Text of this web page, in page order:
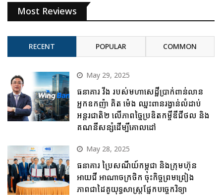
Most Reviews
RECENT POPULAR COMMON
May 29, 2025
ធនាគារ វីង របស់មហាសេដ្ឋីប្រាក់ពាន់លាន
អ្នកឧកញ៉ា គិត ម៉េង ឈ្នះពានរង្វាន់លំដាប់
អន្តរជាតិ២ លើភាពច្នៃប្រឌិតកម្ចីឌីជីថល និង
គណនីសន្សំដើម្បីគោលដៅ
May 28, 2025
ធនាគារ ប្រៃសណីយ៍កម្ពុជា និងក្រុមហ៊ុន
អាយជី អាណាចក្រថិក ចុះកិច្ចព្រមព្រៀង
ភាពជាដៃគូយុទ្ធសាស្ត្រផ្នែកបច្ចេកវិទ្យា